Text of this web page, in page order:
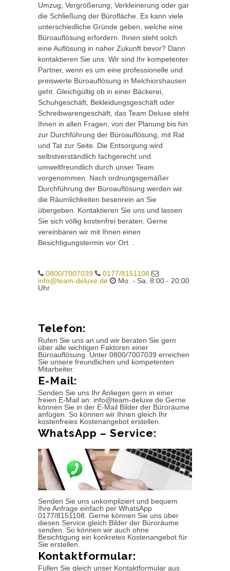
Umzug, Vergrößerung, Verkleinerung oder gar
die Schließung der Bürofläche. Es kann viele
unterschiedliche Gründe geben, welche eine
Büroauflösung erfordern. Ihnen steht solch
eine Auflösung in naher Zukunft bevor? Dann
kontaktieren Sie uns. Wir sind Ihr kompetenter
Partner, wenn es um eine professionelle und
preiswerte Büroauflösung in Melchiorshausen
geht. Gleichgültig ob in einer Bäckerei,
Schuhgeschäft, Bekleidungsgeschäft oder
Schreibwarengeschäft, das Team Deluxe steht
Ihnen in allen Fragen, von der Planung bis hin
zur Durchführung der Büroauflösung, mit Rat
und Tat zur Seite. Die Entsorgung wird
selbstverständlich fachgerecht und
umweltfreundlich durch unser Team
vorgenommen. Nach ordnungsgemäßer
Durchführung der Büroauflösung werden wir
die Räumlichkeiten besenrein an Sie
übergeben. Kontaktieren Sie uns und lassen
Sie sich völlig kostenfrei beraten. Gerne
vereinbaren wir mit Ihnen einen
Besichtigungstermin vor Ort. .
0800/7007039
0177/8151108
info@team-deluxe.de
Mo. - Sa. 8:00 - 20:00
Uhr
Telefon:
Rufen Sie uns an und wir beraten Sie gern
über alle wichtigen Faktoren einer
Büroauflösung. Unter 0800/7007039 erreichen
Sie unsere freundlichen und kompetenten
Mitarbeiter.
E-Mail:
Senden Sie uns Ihr Anliegen gern in einer
freien E-Mail an: info@team-deluxe.de Gerne
können Sie in der E-Mail Bilder der Büroräume
anfügen. So können wir Ihnen gleich Ihr
kostenfreies Kostenangebot erstellen.
WhatsApp – Service:
Senden Sie uns unkompliziert und bequem
Ihre Anfrage einfach per WhatsApp
0177/8151108. Gerne können Sie uns über
diesen Service gleich Bilder der Büroräume
senden. So können wir auch ohne
Besichtigung ein konkretes Kostenangebot für
Sie erstellen.
Kontaktformular:
Füllen Sie gleich unser Kontaktformular aus.